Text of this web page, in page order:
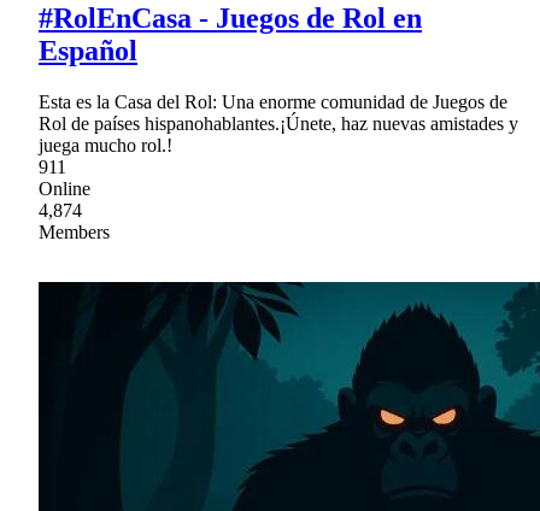
#RolEnCasa - Juegos de Rol en
Español
Esta es la Casa del Rol: Una enorme comunidad de Juegos de
Rol de países hispanohablantes.¡Únete, haz nuevas amistades y
juega mucho rol.!
911
Online
4,874
Members